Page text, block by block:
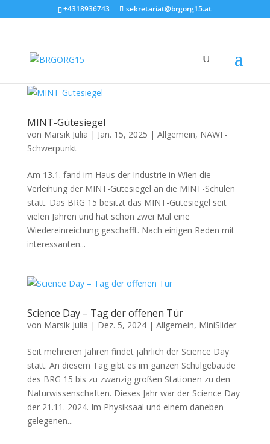
+4318936743 sekretariat@brgorg15.at
MINT-Gütesiegel
von Marsik Julia | Jan. 15, 2025 | Allgemein, NAWI -
Schwerpunkt
Am 13.1. fand im Haus der Industrie in Wien die
Verleihung der MINT-Gütesiegel an die MINT-Schulen
statt. Das BRG 15 besitzt das MINT-Gütesiegel seit
vielen Jahren und hat schon zwei Mal eine
Wiedereinreichung geschafft. Nach einigen Reden mit
interessanten...
Science Day – Tag der offenen Tür
von Marsik Julia | Dez. 5, 2024| Allgemein, MiniSlider
Seit mehreren Jahren findet jährlich der Science Day
statt. An diesem Tag gibt es im ganzen Schulgebäude
des BRG 15 bis zu zwanzig großen Stationen zu den
Naturwissenschaften. Dieses Jahr war der Science Day
der 21.11. 2024. Im Physiksaal und einem daneben
gelegenen...